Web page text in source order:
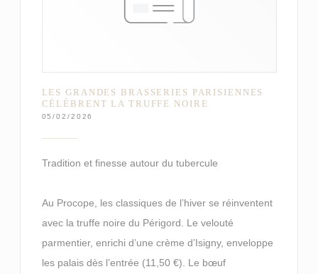
LES GRANDES BRASSERIES PARISIENNES
CÉLÈBRENT LA TRUFFE NOIRE
05/02/2026
Tradition et finesse autour du tubercule
Au Procope, les classiques de l’hiver se réinventent
avec la truffe noire du Périgord. Le velouté
parmentier, enrichi d’une crème d’Isigny, enveloppe
les palais dès l’entrée (11,50 €). Le bœuf